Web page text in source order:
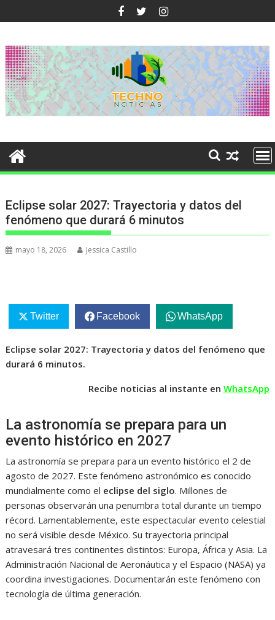
al
Eclipse solar 2027: Trayectoria y datos del
fenómeno que durará 6 minutos
mayo 18, 2026 Jessica Castillo
Twitter Facebook WhatsApp
Eclipse solar 2027: Trayectoria y datos del fenómeno que
durará 6 minutos.
Recibe noticias al instante en WhatsApp
La astronomía se prepara para un
evento histórico en 2027
La astronomía se prepara para un evento histórico el 2 de
agosto de 2027. Este fenómeno astronómico es conocido
mundialmente como el eclipse del siglo. Millones de
personas observarán una penumbra total durante un tiempo
récord. Lamentablemente, este espectacular evento celestial
no será visible desde México. Su trayectoria principal
atravesará tres continentes distintos: Europa, África y Asia. La
Administración Nacional de Aeronáutica y el Espacio (NASA) ya
coordina investigaciones. Documentarán este fenómeno con
tecnología de última generación.